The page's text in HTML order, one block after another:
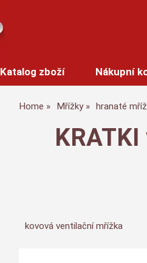
Katalog zboží Nákupní
Home Mřížky hranaté
kovová ventilační mřížka